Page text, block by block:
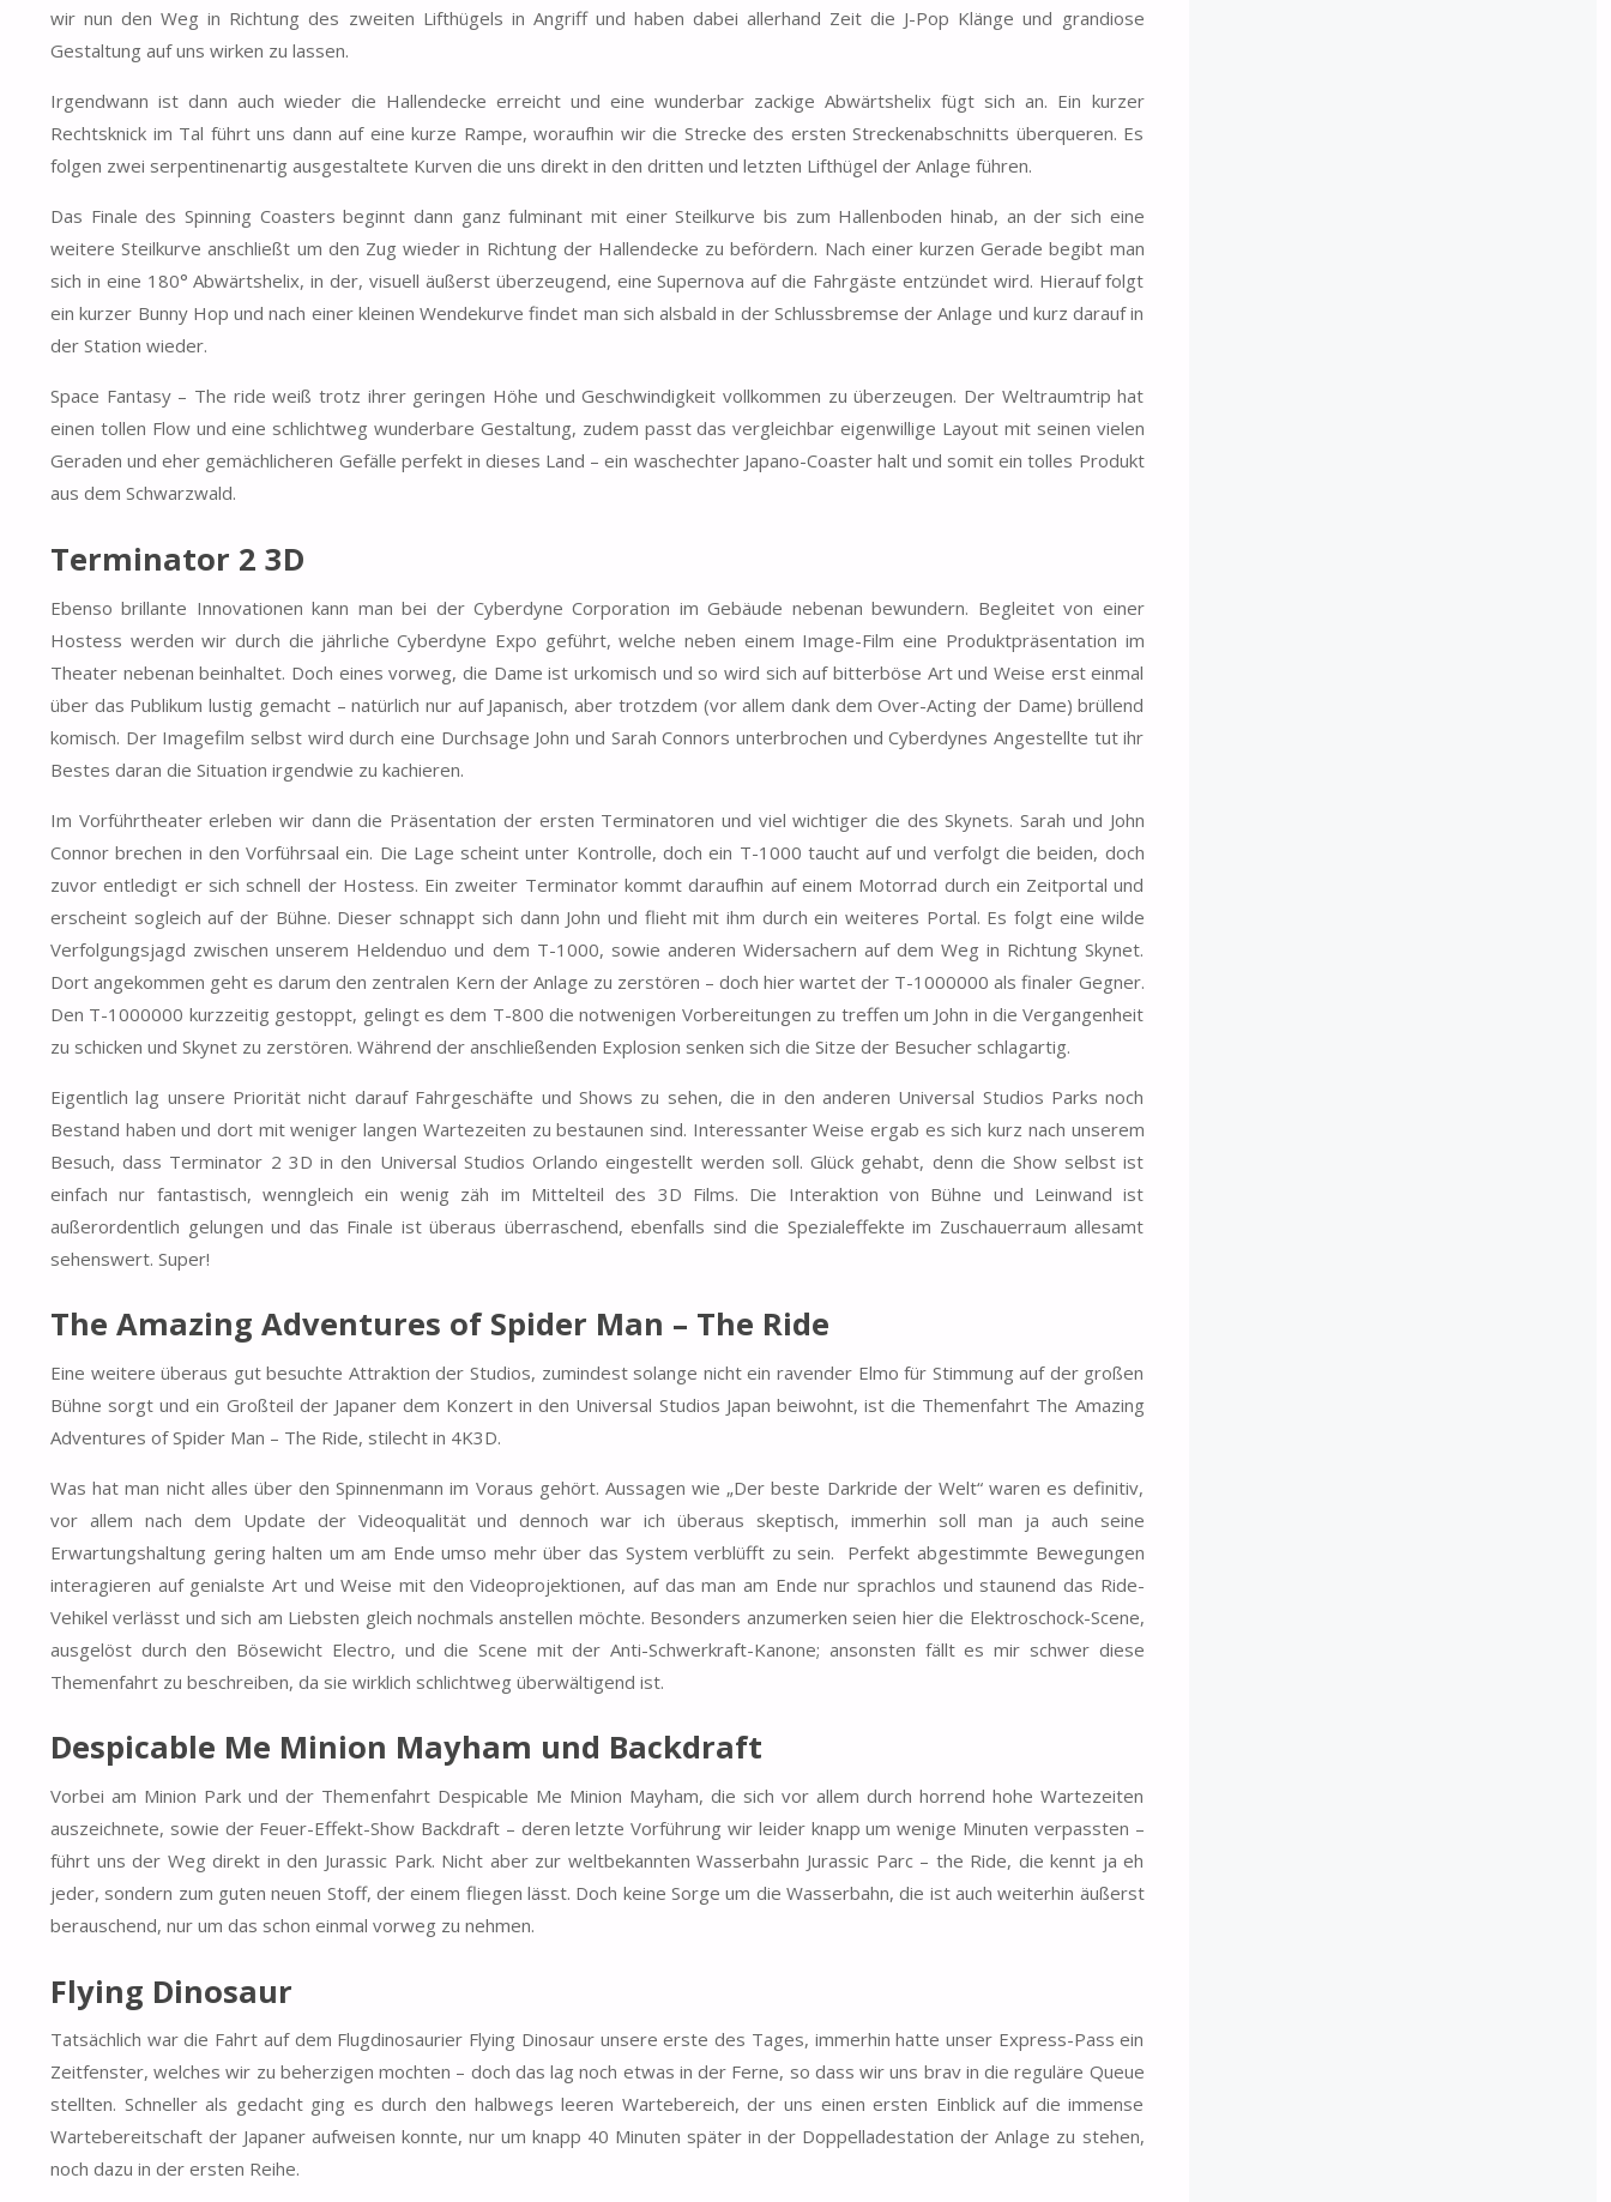
wir nun den Weg in Richtung des zweiten Lifthügels in Angriff und haben dabei allerhand Zeit die J-Pop Klänge und grandiose
Gestaltung auf uns wirken zu lassen.
Irgendwann ist dann auch wieder die Hallendecke erreicht und eine wunderbar zackige Abwärtshelix fügt sich an. Ein kurzer
Rechtsknick im Tal führt uns dann auf eine kurze Rampe, woraufhin wir die Strecke des ersten Streckenabschnitts überqueren. Es
folgen zwei serpentinenartig ausgestaltete Kurven die uns direkt in den dritten und letzten Lifthügel der Anlage führen.
Das Finale des Spinning Coasters beginnt dann ganz fulminant mit einer Steilkurve bis zum Hallenboden hinab, an der sich eine
weitere Steilkurve anschließt um den Zug wieder in Richtung der Hallendecke zu befördern. Nach einer kurzen Gerade begibt man
sich in eine 180° Abwärtshelix, in der, visuell äußerst überzeugend, eine Supernova auf die Fahrgäste entzündet wird. Hierauf folgt
ein kurzer Bunny Hop und nach einer kleinen Wendekurve findet man sich alsbald in der Schlussbremse der Anlage und kurz darauf in
der Station wieder.
Space Fantasy – The ride weiß trotz ihrer geringen Höhe und Geschwindigkeit vollkommen zu überzeugen. Der Weltraumtrip hat
einen tollen Flow und eine schlichtweg wunderbare Gestaltung, zudem passt das vergleichbar eigenwillige Layout mit seinen vielen
Geraden und eher gemächlicheren Gefälle perfekt in dieses Land – ein waschechter Japano-Coaster halt und somit ein tolles Produkt
aus dem Schwarzwald.
Terminator 2 3D
Ebenso brillante Innovationen kann man bei der Cyberdyne Corporation im Gebäude nebenan bewundern. Begleitet von einer
Hostess werden wir durch die jährliche Cyberdyne Expo geführt, welche neben einem Image-Film eine Produktpräsentation im
Theater nebenan beinhaltet. Doch eines vorweg, die Dame ist urkomisch und so wird sich auf bitterböse Art und Weise erst einmal
über das Publikum lustig gemacht – natürlich nur auf Japanisch, aber trotzdem (vor allem dank dem Over-Acting der Dame) brüllend
komisch. Der Imagefilm selbst wird durch eine Durchsage John und Sarah Connors unterbrochen und Cyberdynes Angestellte tut ihr
Bestes daran die Situation irgendwie zu kachieren.
Im Vorführtheater erleben wir dann die Präsentation der ersten Terminatoren und viel wichtiger die des Skynets. Sarah und John
Connor brechen in den Vorführsaal ein. Die Lage scheint unter Kontrolle, doch ein T-1000 taucht auf und verfolgt die beiden, doch
zuvor entledigt er sich schnell der Hostess. Ein zweiter Terminator kommt daraufhin auf einem Motorrad durch ein Zeitportal und
erscheint sogleich auf der Bühne. Dieser schnappt sich dann John und flieht mit ihm durch ein weiteres Portal. Es folgt eine wilde
Verfolgungsjagd zwischen unserem Heldenduo und dem T-1000, sowie anderen Widersachern auf dem Weg in Richtung Skynet.
Dort angekommen geht es darum den zentralen Kern der Anlage zu zerstören – doch hier wartet der T-1000000 als finaler Gegner.
Den T-1000000 kurzzeitig gestoppt, gelingt es dem T-800 die notwenigen Vorbereitungen zu treffen um John in die Vergangenheit
zu schicken und Skynet zu zerstören. Während der anschließenden Explosion senken sich die Sitze der Besucher schlagartig.
Eigentlich lag unsere Priorität nicht darauf Fahrgeschäfte und Shows zu sehen, die in den anderen Universal Studios Parks noch
Bestand haben und dort mit weniger langen Wartezeiten zu bestaunen sind. Interessanter Weise ergab es sich kurz nach unserem
Besuch, dass Terminator 2 3D in den Universal Studios Orlando eingestellt werden soll. Glück gehabt, denn die Show selbst ist
einfach nur fantastisch, wenngleich ein wenig zäh im Mittelteil des 3D Films. Die Interaktion von Bühne und Leinwand ist
außerordentlich gelungen und das Finale ist überaus überraschend, ebenfalls sind die Spezialeffekte im Zuschauerraum allesamt
sehenswert. Super!
The Amazing Adventures of Spider Man – The Ride
Eine weitere überaus gut besuchte Attraktion der Studios, zumindest solange nicht ein ravender Elmo für Stimmung auf der großen
Bühne sorgt und ein Großteil der Japaner dem Konzert in den Universal Studios Japan beiwohnt, ist die Themenfahrt The Amazing
Adventures of Spider Man – The Ride, stilecht in 4K3D.
Was hat man nicht alles über den Spinnenmann im Voraus gehört. Aussagen wie „Der beste Darkride der Welt“ waren es definitiv,
vor allem nach dem Update der Videoqualität und dennoch war ich überaus skeptisch, immerhin soll man ja auch seine
Erwartungshaltung gering halten um am Ende umso mehr über das System verblüfft zu sein. Perfekt abgestimmte Bewegungen
interagieren auf genialste Art und Weise mit den Videoprojektionen, auf das man am Ende nur sprachlos und staunend das Ride-
Vehikel verlässt und sich am Liebsten gleich nochmals anstellen möchte. Besonders anzumerken seien hier die Elektroschock-Scene,
ausgelöst durch den Bösewicht Electro, und die Scene mit der Anti-Schwerkraft-Kanone; ansonsten fällt es mir schwer diese
Themenfahrt zu beschreiben, da sie wirklich schlichtweg überwältigend ist.
Despicable Me Minion Mayham und Backdraft
Vorbei am Minion Park und der Themenfahrt Despicable Me Minion Mayham, die sich vor allem durch horrend hohe Wartezeiten
auszeichnete, sowie der Feuer-Effekt-Show Backdraft – deren letzte Vorführung wir leider knapp um wenige Minuten verpassten –
führt uns der Weg direkt in den Jurassic Park. Nicht aber zur weltbekannten Wasserbahn Jurassic Parc – the Ride, die kennt ja eh
jeder, sondern zum guten neuen Stoff, der einem fliegen lässt. Doch keine Sorge um die Wasserbahn, die ist auch weiterhin äußerst
berauschend, nur um das schon einmal vorweg zu nehmen.
Flying Dinosaur
Tatsächlich war die Fahrt auf dem Flugdinosaurier Flying Dinosaur unsere erste des Tages, immerhin hatte unser Express-Pass ein
Zeitfenster, welches wir zu beherzigen mochten – doch das lag noch etwas in der Ferne, so dass wir uns brav in die reguläre Queue
stellten. Schneller als gedacht ging es durch den halbwegs leeren Wartebereich, der uns einen ersten Einblick auf die immense
Wartebereitschaft der Japaner aufweisen konnte, nur um knapp 40 Minuten später in der Doppelladestation der Anlage zu stehen,
noch dazu in der ersten Reihe.